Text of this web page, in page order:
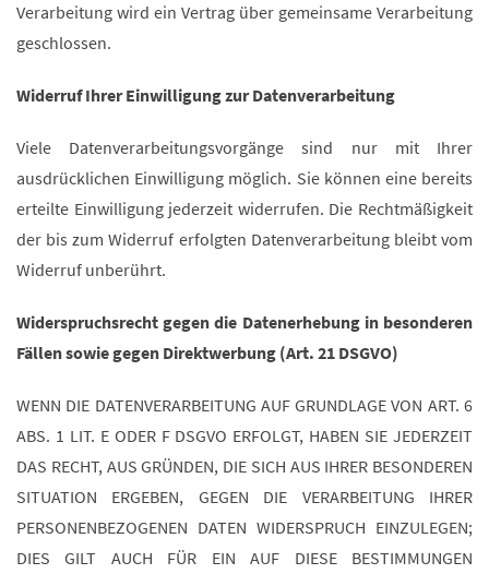
Verarbeitung wird ein Vertrag über gemeinsame Verarbeitung
geschlossen.
Widerruf Ihrer Einwilligung zur Datenverarbeitung
Viele Datenverarbeitungsvorgänge sind nur mit Ihrer
ausdrücklichen Einwilligung möglich. Sie können eine bereits
erteilte Einwilligung jederzeit widerrufen. Die Rechtmäßigkeit
der bis zum Widerruf erfolgten Datenverarbeitung bleibt vom
Widerruf unberührt.
Widerspruchsrecht gegen die Datenerhebung in besonderen
Fällen sowie gegen Direktwerbung (Art. 21 DSGVO)
WENN DIE DATENVERARBEITUNG AUF GRUNDLAGE VON ART. 6
ABS. 1 LIT. E ODER F DSGVO ERFOLGT, HABEN SIE JEDERZEIT
DAS RECHT, AUS GRÜNDEN, DIE SICH AUS IHRER BESONDEREN
SITUATION ERGEBEN, GEGEN DIE VERARBEITUNG IHRER
PERSONENBEZOGENEN DATEN WIDERSPRUCH EINZULEGEN;
DIES GILT AUCH FÜR EIN AUF DIESE BESTIMMUNGEN